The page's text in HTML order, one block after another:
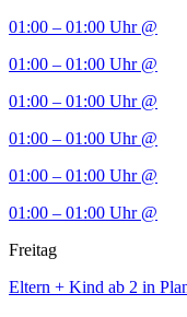
01:00 – 01:00 Uhr @
01:00 – 01:00 Uhr @
01:00 – 01:00 Uhr @
01:00 – 01:00 Uhr @
01:00 – 01:00 Uhr @
01:00 – 01:00 Uhr @
Freitag
Eltern + Kind ab 2 in